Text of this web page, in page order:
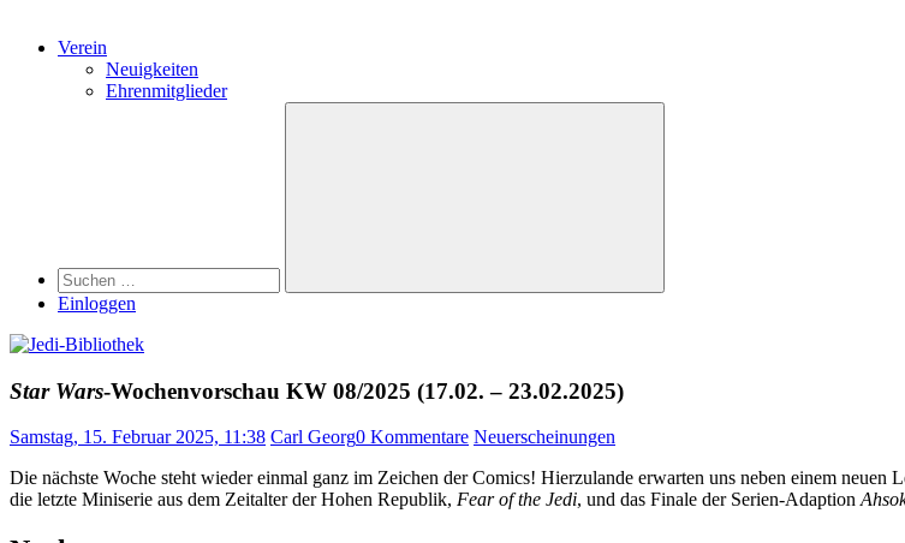
Verein
Neuigkeiten
Ehrenmitglieder
Suchen
Einloggen
Star Wars-Wochenvorschau KW 08/2025 (17.02. – 23.02.2025)
Samstag, 15. Februar 2025, 11:38 Carl Georg0 Kommentare Neuerscheinungen
Die nächste Woche steht wieder einmal ganz im Zeichen der Comics! Hierzulande erwarten uns neben einem neuen
die letzte Miniserie aus dem Zeitalter der Hohen Republik, Fear of the Jedi, und das Finale der Serien-Adaption